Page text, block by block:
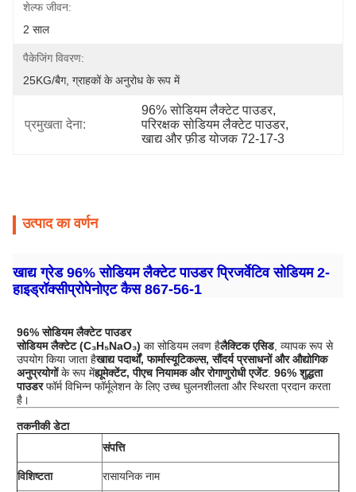
शेल्फ जीवन:
2 साल
पैकेजिंग विवरण:
25KG/बैग, ग्राहकों के अनुरोध के रूप में
प्रमुखता देना:
96% सोडियम लैक्टेट पाउडर,
परिरक्षक सोडियम लैक्टेट पाउडर,
खाद्य और फ़ीड योजक 72-17-3
उत्पाद का वर्णन
खाद्य ग्रेड 96% सोडियम लैक्टेट पाउडर प्रिजर्वेटिव सोडियम 2-
हाइड्रॉक्सीप्रोपेनोएट कैस 867-56-1
96% सोडियम लैक्टेट पाउडर
सोडियम लैक्टेट (C₃H₅NaO₃) का सोडियम लवण हैलैक्टिक एसिड, व्यापक रूप से
उपयोग किया जाता हैखाद्य पदार्थों, फार्मास्यूटिकल्स, सौंदर्य प्रसाधनों और औद्योगिक
अनुप्रयोगोंके रूप मेंह्यूमेक्टेंट, पीएच नियामक और रोगाणुरोधी एजेंट. 96% शुद्धता
पाउडरफॉर्म विभिन्न फॉर्मूलेशन के लिए उच्च घुलनशीलता और स्थिरता प्रदान करता
है।
तकनीकी डेटा
संपत्ति
विशिष्टता
रासायनिक नाम